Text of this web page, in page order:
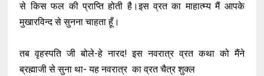
से किस फल की प्राप्ति होती है।इस व्रत का माहात्म्य मैं आपके
मुखारविन्द से सुनना चाहता हूँ।
तब वृहस्पति जी बोले-हे नारद! इस नवरात्र व्रत कथा को मैंने
ब्रह्माजी से सुना था- यह नवरात्र का व्रत चैत्र शुक्ल